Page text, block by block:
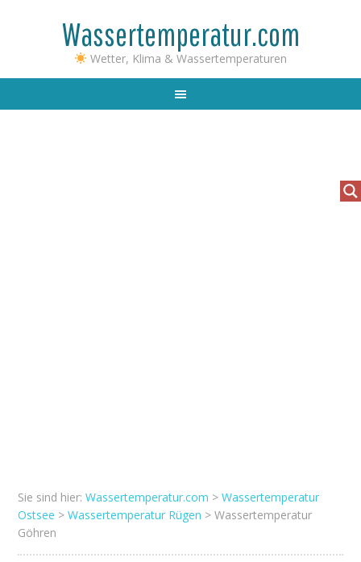
Wassertemperatur.com
Wetter, Klima & Wassertemperaturen
Sie sind hier:Wassertemperatur.com >Wassertemperatur
Ostsee >Wassertemperatur Rügen > Wassertemperatur
Göhren